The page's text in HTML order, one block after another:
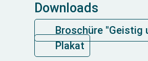
Downloads
Broschüre "Geistig
Plakat